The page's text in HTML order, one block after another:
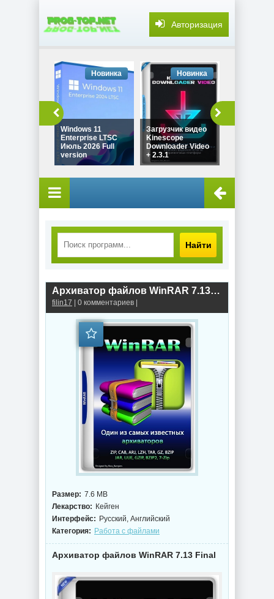
Авторизация
Windows 11
Enterprise LTSC
Июль 2026 Full
version
Новинка
Загрузчик видео
Kinescope
Downloader Video
+ 2.3.1
Новинка
Найти
Архиватор файлов WinRAR 7.13 Final
filin17 | 0 комментариев |
Размер: 7.6 MB
Лекарство: Кейген
Интерфейс: Русский, Английский
Категория: Работа с файлами
Архиватор файлов WinRAR 7.13 Final